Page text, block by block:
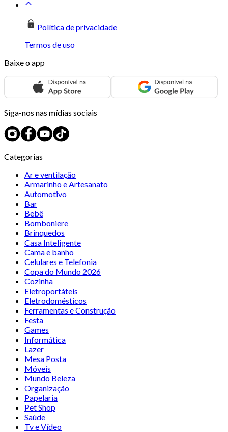
Política de privacidade
Termos de uso
Baixe o app
Siga-nos nas mídias sociais
Categorias
Ar e ventilação
Armarinho e Artesanato
Automotivo
Bar
Bebê
Bomboniere
Brinquedos
Casa Inteligente
Cama e banho
Celulares e Telefonia
Copa do Mundo 2026
Cozinha
Eletroportáteis
Eletrodomésticos
Ferramentas e Construção
Festa
Games
Informática
Lazer
Mesa Posta
Móveis
Mundo Beleza
Organização
Papelaria
Pet Shop
Saúde
Tv e Vídeo